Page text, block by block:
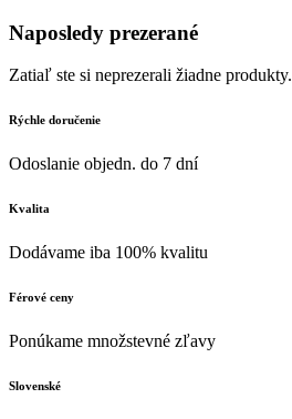
Naposledy prezerané
Zatiaľ ste si neprezerali žiadne produkty.
Rýchle doručenie
Odoslanie objedn. do 7 dní
Kvalita
Dodávame iba 100% kvalitu
Férové ceny
Ponúkame množstevné zľavy
Slovenské